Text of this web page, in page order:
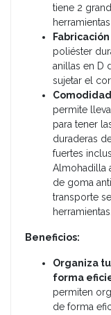
tiene 2
poliéster
anillas en D
sujetar el
permite
para tener
duraderas
fuertes
Almohadilla
de goma
transporte
Beneficios:
Organiza
forma
permiten
de forma